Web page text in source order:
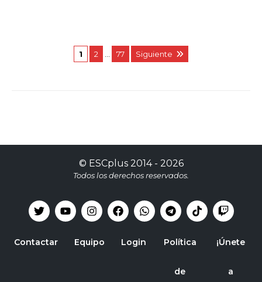
1 2 77 Siguiente
© ESCplus2014 - 2026
Todos los derechos reservados.
Contactar Equipo Login Política
de
¡Únete
a